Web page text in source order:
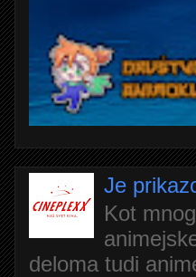
Je
Kot
deloma tudi